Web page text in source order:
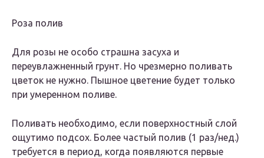
Роза полив
Для розы не особо страшна засуха и
переувлажненный грунт. Но чрезмерно поливать
цветок не нужно. Пышное цветение будет только
при умеренном поливе.
Поливать необходимо, если поверхностный слой
ощутимо подсох. Более частый полив (1 раз/нед.)
требуется в период, когда появляются первые